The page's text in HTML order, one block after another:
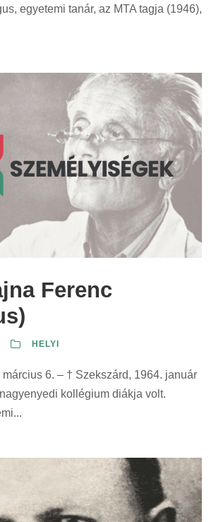
egyetemi tanár, az MTA tagja (1946),
Ferenc
HELYI
6. – † Szekszárd, 1964. január
kollégium diákja volt.